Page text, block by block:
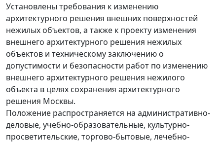
Установлены требования к изменению
архитектурного решения внешних поверхностей
нежилых объектов, а также к проекту изменения
внешнего архитектурного решения нежилых
объектов и техническому заключению о
допустимости и безопасности работ по изменению
внешнего архитектурного решения нежилого
объекта в целях сохранения архитектурного
решения Москвы.
Положение распространяется на административно-
деловые, учебно-образовательные, культурно-
просветительские, торгово-бытовые, лечебно-